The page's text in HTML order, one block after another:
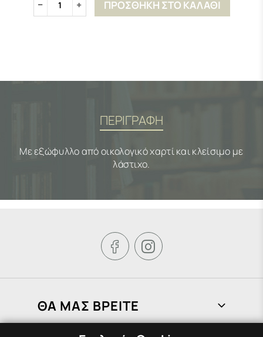
1 ΠΡΟΣΘΗΚΗ ΣΤΟ ΚΑΛΑΘΙ
ΠΕΡΙΓΡΑΦΗ
Με εξώφυλλο από οικολογικό χαρτί και κλείσιμο με
λάστιχο.
 
ΘΑ ΜΑΣ ΒΡΕΙΤΕ
Φραγκιάδων 72, Πειραιάς 185 37